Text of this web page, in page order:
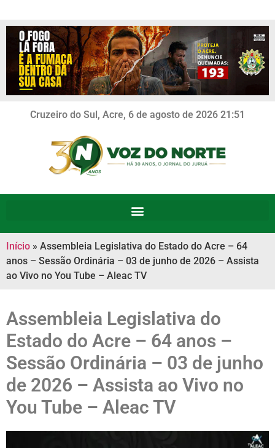
Cruzeiro do Sul, Acre, 6 de agosto de 2026 21:51
Início » Assembleia Legislativa do Estado do Acre – 64
anos – Sessão Ordinária – 03 de junho de 2026 – Assista
ao Vivo no You Tube – Aleac TV
Assembleia Legislativa do
Estado do Acre – 64 anos –
Sessão Ordinária – 03 de junho
de 2026 – Assista ao Vivo no
You Tube – Aleac TV